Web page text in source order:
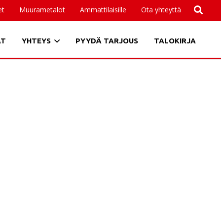
Muurametalot Ammattilaisille Ota yhteyttä
YHTEYS PYYDÄ TARJOUS TALOKIRJA